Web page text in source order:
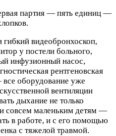
партия — пять единиц —
видеобронхоскоп,
у постели больного,
инфузионный насос,
рентгеновская
оборудование уже
вентиляции
дыхание не только
совсем маленьким детям —
в работе, и с его помощью
с тяжелой травмой.